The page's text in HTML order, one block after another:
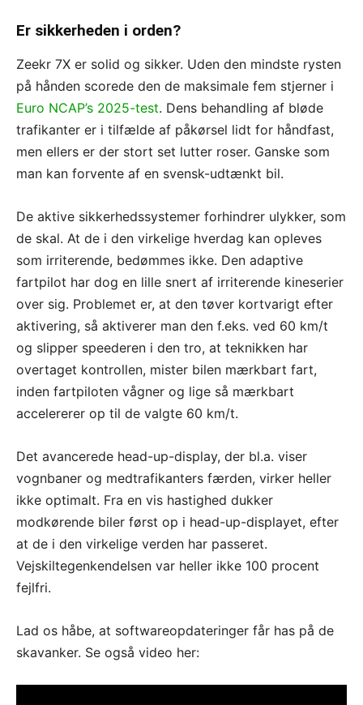
Er sikkerheden i orden?
Zeekr 7X er solid og sikker. Uden den mindste rysten
på hånden scorede den de maksimale fem stjerner i
Euro NCAP’s 2025-test. Dens behandling af bløde
trafikanter er i tilfælde af påkørsel lidt for håndfast,
men ellers er der stort set lutter roser. Ganske som
man kan forvente af en svensk-udtænkt bil.
De aktive sikkerhedssystemer forhindrer ulykker, som
de skal. At de i den virkelige hverdag kan opleves
som irriterende, bedømmes ikke. Den adaptive
fartpilot har dog en lille snert af irriterende kineserier
over sig. Problemet er, at den tøver kortvarigt efter
aktivering, så aktiverer man den f.eks. ved 60 km/t
og slipper speederen i den tro, at teknikken har
overtaget kontrollen, mister bilen mærkbart fart,
inden fartpiloten vågner og lige så mærkbart
accelererer op til de valgte 60 km/t.
Det avancerede head-up-display, der bl.a. viser
vognbaner og medtrafikanters færden, virker heller
ikke optimalt. Fra en vis hastighed dukker
modkørende biler først op i head-up-displayet, efter
at de i den virkelige verden har passeret.
Vejskiltegenkendelsen var heller ikke 100 procent
fejlfri.
Lad os håbe, at softwareopdateringer får has på de
skavanker. Se også video her: